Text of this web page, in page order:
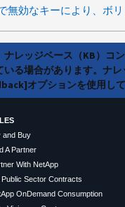
レッジベース（KB）
る場合があります。ナ
オプションを使用し
and Buy
A Partner
With NetApp
Public Sector Contracts
OnDemand Consumption